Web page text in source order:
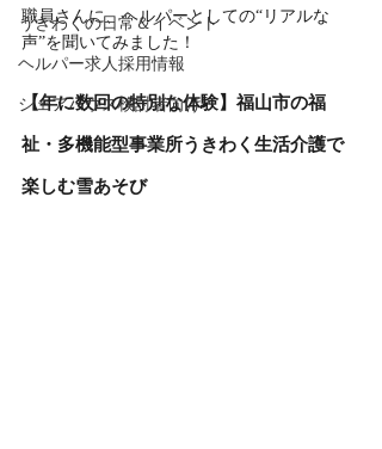
うきわくの日常＆イベント
ヘルパー求人採用情報
シェアハウス検討者向け
職員さんに、ヘルパーとしての“リアルな
声”を聞いてみました！
【年に数回の特別な体験】福山市の福
祉・多機能型事業所うきわく生活介護で
楽しむ雪あそび